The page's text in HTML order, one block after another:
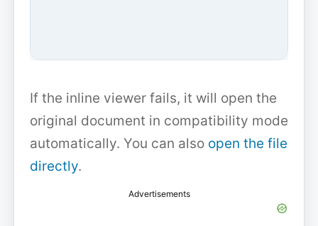
If the inline viewer fails, it will open the
original document in compatibility mode
automatically. You can also open the file
directly.
Advertisements